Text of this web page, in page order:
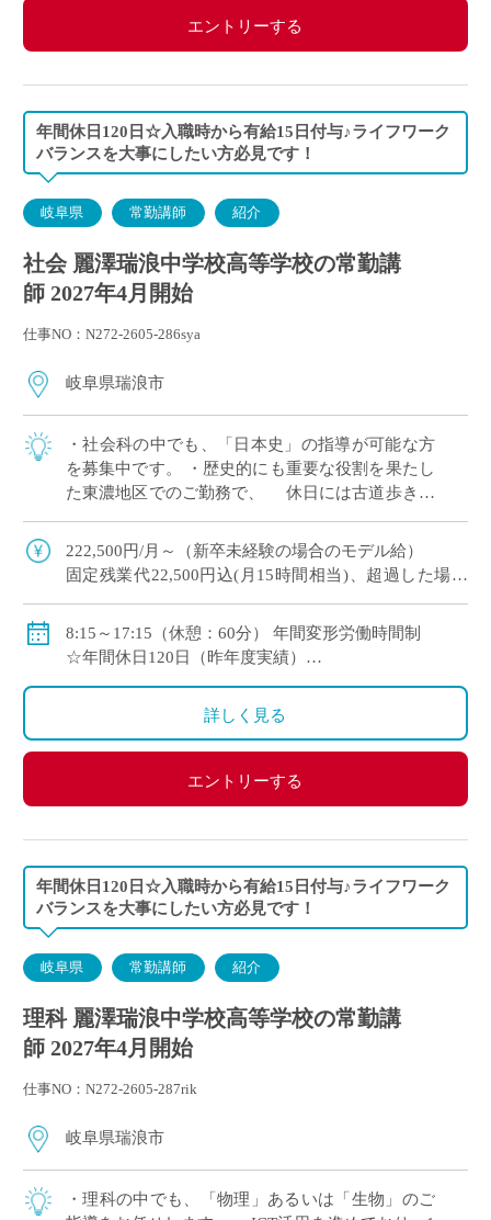
エントリーする
年間休日120日☆入職時から有給15日付与♪ライフワーク
バランスを大事にしたい方必見です！
岐阜県 常勤講師 紹介
社会 麗澤瑞浪中学校高等学校の常勤講
師 2027年4月開始
仕事NO：N272-2605-286sya
岐阜県瑞浪市
・社会科の中でも、「日本史」の指導が可能な方
を募集中です。 ・歴史的にも重要な役割を果たし
た東濃地区でのご勤務で、 休日には古道歩きや
史跡巡りなども楽しめる立地です♪ ・年間休日120
日！（昨年度実績）年次有給休暇は入 […]
222,500円/月～（新卒未経験の場合のモデル給）
固定残業代22,500円込(月15時間相当)、超過した場合
は超過勤務手当を別途支給
各種手当（部活動手当・入試手当等）あり
賞与年2回(昨年度実績4.0ヶ月)
交通費支給（月6万円まで）
総合型福利厚生サービス など
8:15～17:15（休憩：60分） 年間変形労働時間制
☆年間休日120日（昨年度実績）
☆入職時に年次有給休暇15日付与
詳しく見る
エントリーする
年間休日120日☆入職時から有給15日付与♪ライフワーク
バランスを大事にしたい方必見です！
岐阜県 常勤講師 紹介
理科 麗澤瑞浪中学校高等学校の常勤講
師 2027年4月開始
仕事NO：N272-2605-287rik
岐阜県瑞浪市
・理科の中でも、「物理」あるいは「生物」のご